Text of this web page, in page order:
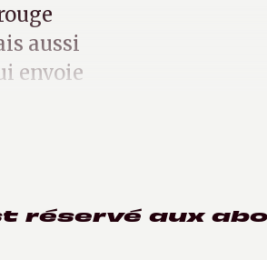
aussi
envoie
réservé aux